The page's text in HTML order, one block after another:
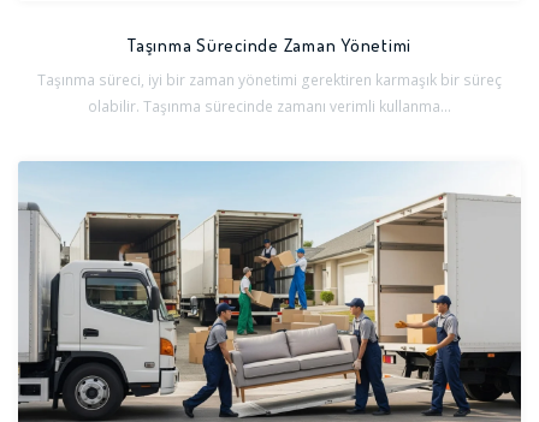
Taşınma Sürecinde Zaman Yönetimi
Taşınma süreci, iyi bir zaman yönetimi gerektiren karmaşık bir süreç
olabilir. Taşınma sürecinde zamanı verimli kullanma...